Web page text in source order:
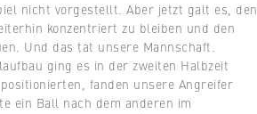
nicht vorgestellt. Aber jetzt galt es, den
konzentriert zu bleiben und den
Und das tat unsere Mannschaft.
ging es in der zweiten Halbzeit
fanden unsere Angreifer
ein Ball nach dem anderen im